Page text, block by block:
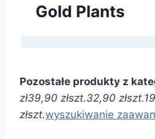
Pozostałe produkty z
zł39,90 złszt.32,90 złszt.
złszt.wyszukiwanie